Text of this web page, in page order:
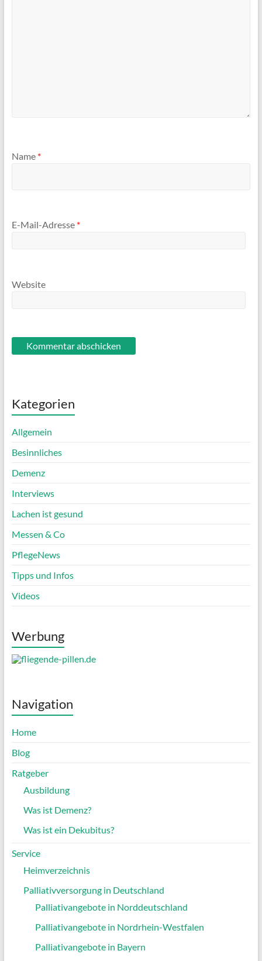
Name *
E-Mail-Adresse *
Website
Kategorien
Allgemein
Besinnliches
Demenz
Interviews
Lachen ist gesund
Messen & Co
PflegeNews
Tipps und Infos
Videos
Werbung
Navigation
Home
Blog
Ratgeber
Ausbildung
Was ist Demenz?
Was ist ein Dekubitus?
Service
Heimverzeichnis
Palliativversorgung in Deutschland
Palliativangebote in Norddeutschland
Palliativangebote in Nordrhein-Westfalen
Palliativangebote in Bayern